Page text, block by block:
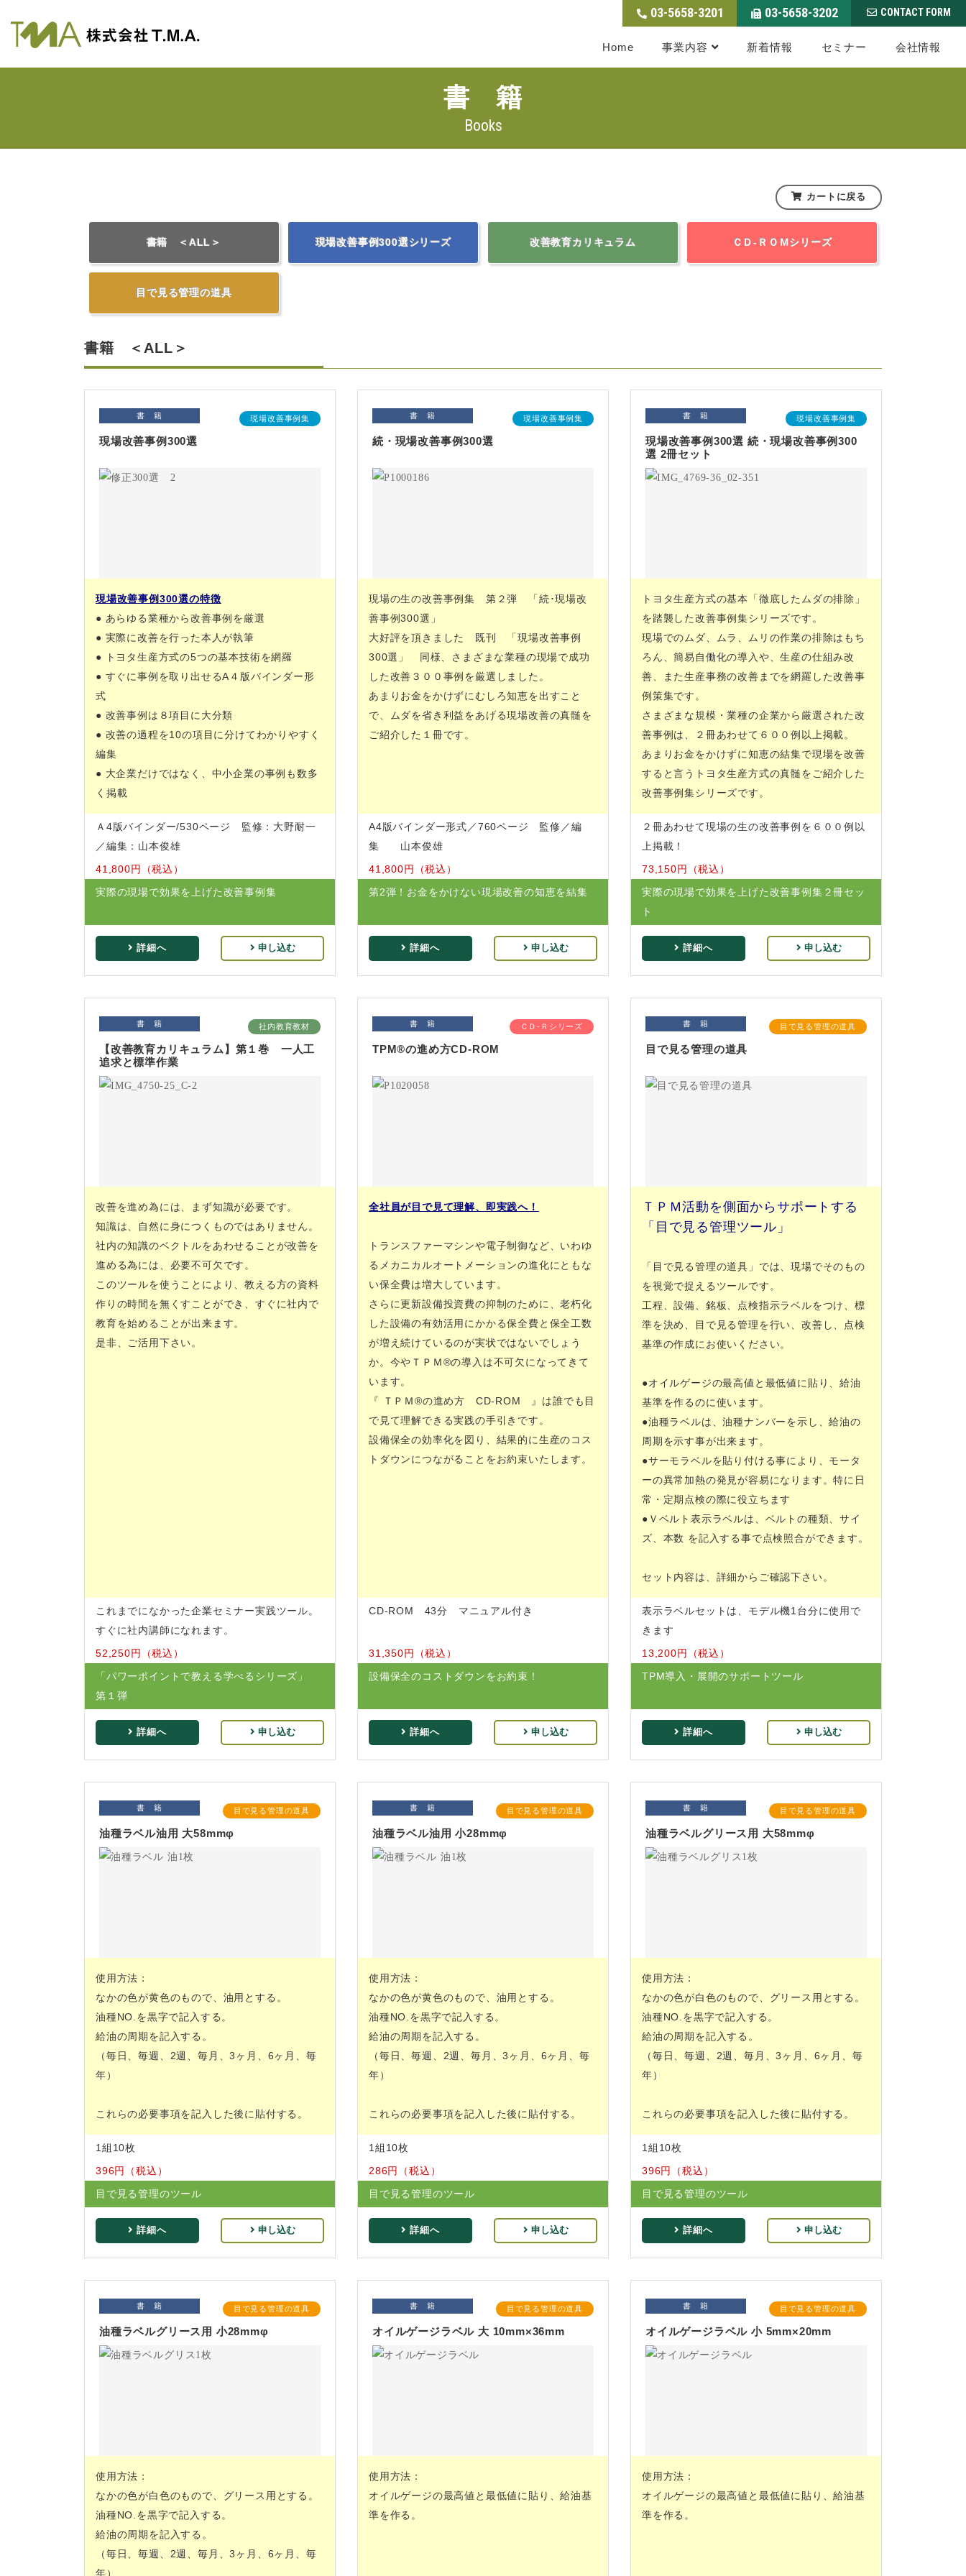
03-5658-3201 03-5658-3202 CONTACT FORM
Home 事業内容 新着情報 セミナー 会社情報
書 籍
Books
カートに戻る
書籍 ＜ALL＞ 現場改善事例300選シリーズ 改善教育カリキュラム ＣＤ-ＲＯＭシリーズ
目で見る管理の道具
書籍 ＜ALL＞
書 籍 現場改善事例集
現場改善事例300選
現場改善事例300選の特徴
● あらゆる業種から改善事例を厳選
● 実際に改善を行った本人が執筆
● トヨタ生産方式の5つの基本技術を網羅
● すぐに事例を取り出せるA４版バインダー形
式
● 改善事例は８項目に大分類
● 改善の過程を10の項目に分けてわかりやすく
編集
● 大企業だけではなく、中小企業の事例も数多
く掲載
Ａ4版バインダー/530ページ 監修：大野耐一
／編集：山本俊雄
41,800円（税込）
実際の現場で効果を上げた改善事例集
詳細へ 申し込む
書 籍 現場改善事例集
続・現場改善事例300選
現場の生の改善事例集 第２弾 「続･現場改
善事例300選」
大好評を頂きました 既刊 「現場改善事例
300選」 同様、さまざまな業種の現場で成功
した改善３００事例を厳選しました。
あまりお金をかけずにむしろ知恵を出すこと
で、ムダを省き利益をあげる現場改善の真髄を
ご紹介した１冊です。
A4版バインダー形式／760ページ 監修／編
集 山本俊雄
41,800円（税込）
第2弾！お金をかけない現場改善の知恵を結集
詳細へ 申し込む
書 籍 現場改善事例集
現場改善事例300選 続・現場改善事例300
選 2冊セット
トヨタ生産方式の基本「徹底したムダの排除」
を踏襲した改善事例集シリーズです。
現場でのムダ、ムラ、ムリの作業の排除はもち
ろん、簡易自働化の導入や、生産の仕組み改
善、また生産事務の改善までを網羅した改善事
例策集です。
さまざまな規模・業種の企業から厳選された改
善事例は、２冊あわせて６００例以上掲載。
あまりお金をかけずに知恵の結集で現場を改善
すると言うトヨタ生産方式の真髄をご紹介した
改善事例集シリーズです。
２冊あわせて現場の生の改善事例を６００例以
上掲載！
73,150円（税込）
実際の現場で効果を上げた改善事例集２冊セッ
ト
詳細へ 申し込む
書 籍 社内教育教材
【改善教育カリキュラム】第１巻 一人工
追求と標準作業
改善を進め為には、まず知識が必要です。
知識は、自然に身につくものではありません。
社内の知識のベクトルをあわせることが改善を
進める為には、必要不可欠です。
このツールを使うことにより、教える方の資料
作りの時間を無くすことができ、すぐに社内で
教育を始めることが出来ます。
是非、ご活用下さい。
これまでになかった企業セミナー実践ツール。
すぐに社内講師になれます。
52,250円（税込）
「パワーポイントで教える学べるシリーズ」
第１弾
詳細へ 申し込む
書 籍 ＣＤ-Ｒシリーズ
TPM®の進め方CD-ROM
全社員が目で見て理解、即実践へ！
トランスファーマシンや電子制御など、いわゆ
るメカニカルオートメーションの進化にともな
い保全費は増大しています。
さらに更新設備投資費の抑制のために、老朽化
した設備の有効活用にかかる保全費と保全工数
が増え続けているのが実状ではないでしょう
か。今やＴＰＭ®の導入は不可欠になってきて
います。
『 ＴＰＭ®の進め方 CD-ROM 』は誰でも目
で見て理解できる実践の手引きです。
設備保全の効率化を図り、結果的に生産のコス
トダウンにつながることをお約束いたします。
CD-ROM 43分 マニュアル付き
31,350円（税込）
設備保全のコストダウンをお約束！
詳細へ 申し込む
書 籍 目で見る管理の道具
目で見る管理の道具
ＴＰＭ活動を側面からサポートする
「目で見る管理ツール」
「目で見る管理の道具」では、現場でそのもの
を視覚で捉えるツールです。
工程、設備、銘板、点検指示ラベルをつけ、標
準を決め、目で見る管理を行い、改善し、点検
基準の作成にお使いください。
●オイルゲージの最高値と最低値に貼り、給油
基準を作るのに使います。
●油種ラベルは、油種ナンバーを示し、給油の
周期を示す事が出来ます。
●サーモラベルを貼り付ける事により、モータ
ーの異常加熱の発見が容易になります。特に日
常・定期点検の際に役立ちます
●Ｖベルト表示ラベルは、ベルトの種類、サイ
ズ、本数 を記入する事で点検照合ができます。
セット内容は、詳細からご確認下さい。
表示ラベルセットは、モデル機1台分に使用で
きます
13,200円（税込）
TPM導入・展開のサポートツール
詳細へ 申し込む
書 籍 目で見る管理の道具
油種ラベル油用 大58mmφ
使用方法：
なかの色が黄色のもので、油用とする。
油種NO.を黒字で記入する。
給油の周期を記入する。
（毎日、毎週、2週、毎月、3ヶ月、6ヶ月、毎
年）
これらの必要事項を記入した後に貼付する。
1組10枚
396円（税込）
目で見る管理のツール
詳細へ 申し込む
書 籍 目で見る管理の道具
油種ラベル油用 小28mmφ
使用方法：
なかの色が黄色のもので、油用とする。
油種NO.を黒字で記入する。
給油の周期を記入する。
（毎日、毎週、2週、毎月、3ヶ月、6ヶ月、毎
年）
これらの必要事項を記入した後に貼付する。
1組10枚
286円（税込）
目で見る管理のツール
詳細へ 申し込む
書 籍 目で見る管理の道具
油種ラベルグリース用 大58mmφ
使用方法：
なかの色が白色のもので、グリース用とする。
油種NO.を黒字で記入する。
給油の周期を記入する。
（毎日、毎週、2週、毎月、3ヶ月、6ヶ月、毎
年）
これらの必要事項を記入した後に貼付する。
1組10枚
396円（税込）
目で見る管理のツール
詳細へ 申し込む
書 籍 目で見る管理の道具
油種ラベルグリース用 小28mmφ
使用方法：
なかの色が白色のもので、グリース用とする。
油種NO.を黒字で記入する。
給油の周期を記入する。
（毎日、毎週、2週、毎月、3ヶ月、6ヶ月、毎
年）
書 籍 目で見る管理の道具
オイルゲージラベル 大 10mm×36mm
使用方法：
オイルゲージの最高値と最低値に貼り、給油基
準を作る。
書 籍 目で見る管理の道具
オイルゲージラベル 小 5mm×20mm
使用方法：
オイルゲージの最高値と最低値に貼り、給油基
準を作る。